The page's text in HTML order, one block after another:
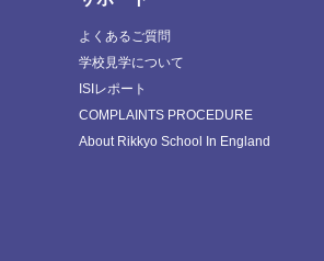
よくあるご質問
学校見学について
ISIレポート
COMPLAINTS PROCEDURE
About Rikkyo School In England